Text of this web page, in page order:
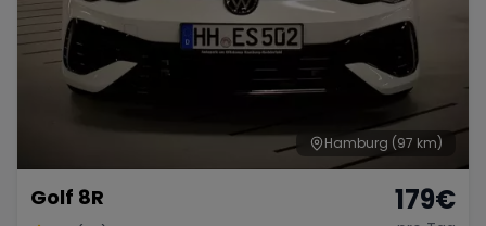
Hamburg (97 km)
Golf 8R 179€